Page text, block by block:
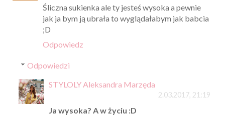
Śliczna sukienka ale ty jesteś wysoka a pewnie
jak ja bym ją ubrała to wyglądałabym jak babcia
;D
Odpowiedz
Odpowiedzi
STYLOLY Aleksandra Marzęda
2.03.2017, 21:19
Ja wysoka? A w życiu :D